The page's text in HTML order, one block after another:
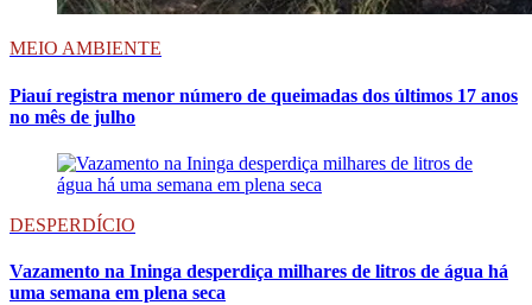
MEIO AMBIENTE
Piauí registra menor número de queimadas dos últimos 17 anos
no mês de julho
DESPERDÍCIO
Vazamento na Ininga desperdiça milhares de litros de água há
uma semana em plena seca